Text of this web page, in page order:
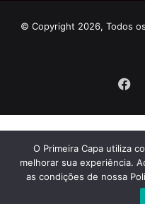
© Copyright 2026, Todos
O Primeira Capa utiliza
melhorar sua experiência.
as condições de nossa